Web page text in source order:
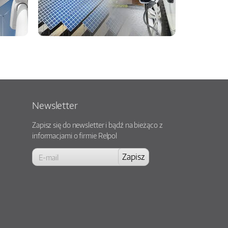
Newsletter
Zapisz się do newsletter i bądź na bieżąco z
informacjami o firmie Relpol